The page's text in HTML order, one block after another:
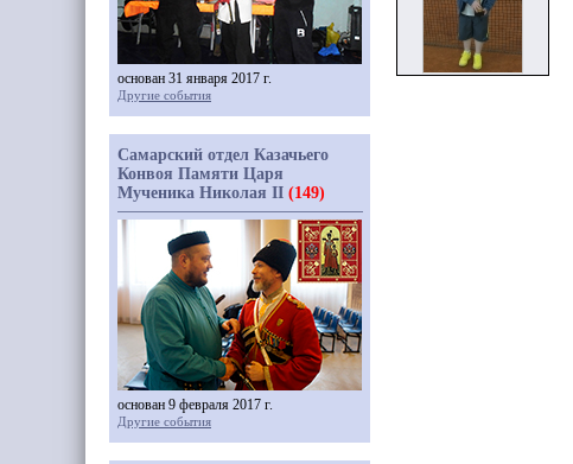
основан 31 января 2017 г.
Другие события
Самарский отдел Казачьего
Конвоя Памяти Царя
Мученика Николая II (149)
основан 9 февраля 2017 г.
Другие события